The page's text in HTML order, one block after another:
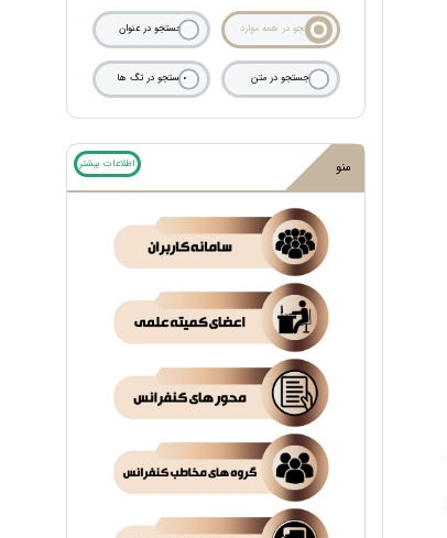
جستجو در همه موارد جستجو در عنوان
جستجو در متن جستجو در تگ ها
منو اطلاعات بیشتر